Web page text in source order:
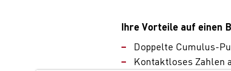
Ihre Vorteile auf einen
Doppelte Cumulus-
Kontaktloses Zahlen